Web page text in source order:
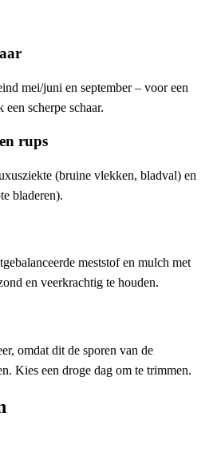
mei/juni en september – voor een
scherpe schaar.
rups
(bruine vlekken, bladval) en
bladeren).
meststof en mulch met
en veerkrachtig te houden.
omdat dit de sporen van de
Kies een droge dag om te trimmen.